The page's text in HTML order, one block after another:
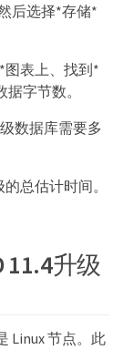
后选择*存储*
表上、找到*
字节数。
数据库需要多
总估计时间。
11.4升级
Linux 节点。此